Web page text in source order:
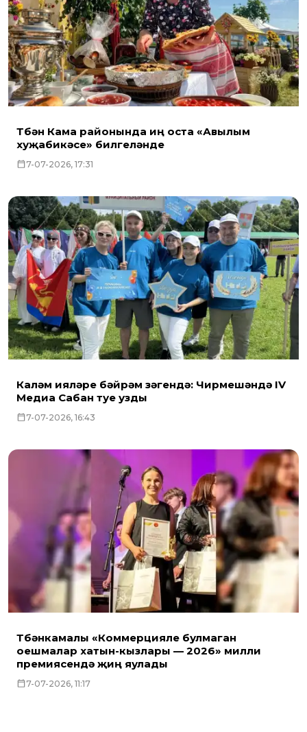
Түбән Кама районында иң оста «Авылым
хуҗабикәсе» билгеләнде
7-07-2026, 17:31
Каләм ияләре бәйрәм үзәгендә: Чирмешәндә IV
Медиа Сабан туе узды
7-07-2026, 16:43
Түбәнкамалы «Коммерцияле булмаган
оешмалар хатын-кызлары — 2026» милли
премиясендә җиңү яулады
7-07-2026, 11:17